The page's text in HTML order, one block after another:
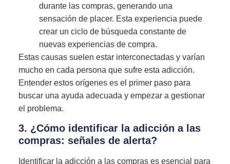
durante las compras, generando una
sensación de placer. Esta experiencia puede
crear un ciclo de búsqueda constante de
nuevas experiencias de compra.
Estas causas suelen estar interconectadas y varían
mucho en cada persona que sufre esta adicción.
Entender estos orígenes es el primer paso para
buscar una ayuda adecuada y empezar a gestionar
el problema.
3. ¿Cómo identificar la adicción a las
compras: señales de alerta?
Identificar la adicción a las compras es esencial para